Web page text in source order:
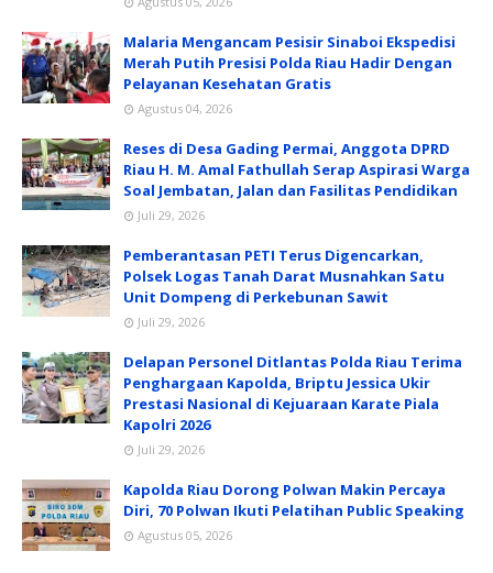
Malaria Mengancam Pesisir Sinaboi Ekspedisi
Merah Putih Presisi Polda Riau Hadir Dengan
Pelayanan Kesehatan Gratis
Agustus 04, 2026
Reses di Desa Gading Permai, Anggota DPRD
Riau H. M. Amal Fathullah Serap Aspirasi Warga
Soal Jembatan, Jalan dan Fasilitas Pendidikan
Juli 29, 2026
Pemberantasan PETI Terus Digencarkan,
Polsek Logas Tanah Darat Musnahkan Satu
Unit Dompeng di Perkebunan Sawit
Juli 29, 2026
Delapan Personel Ditlantas Polda Riau Terima
Penghargaan Kapolda, Briptu Jessica Ukir
Prestasi Nasional di Kejuaraan Karate Piala
Kapolri 2026
Juli 29, 2026
Kapolda Riau Dorong Polwan Makin Percaya
Diri, 70 Polwan Ikuti Pelatihan Public Speaking
Agustus 05, 2026